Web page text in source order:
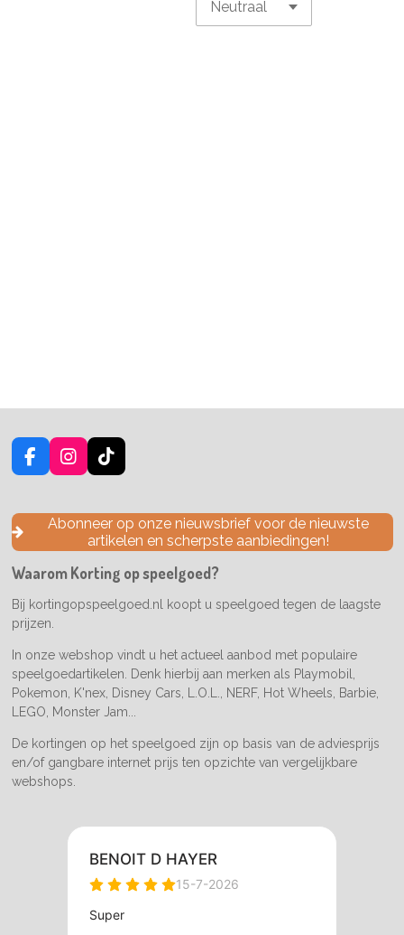
F
a
e
o
k
I
n
t
a
g
a
m
T
i
T
o
k
Abonneer op onze nieuwsbrief voor de nieuwste
artikelen en scherpste aanbiedingen!
Waarom Korting op speelgoed?
Bij kortingopspeelgoed.nl koopt u speelgoed tegen de laagste
prijzen.
In onze webshop vindt u het actueel aanbod met populaire
speelgoedartikelen. Denk hierbij aan merken als Playmobil,
Pokemon, K'nex, Disney Cars, L.O.L., NERF, Hot Wheels, Barbie,
LEGO, Monster Jam...
De kortingen op het speelgoed zijn op basis van de adviesprijs
en/of gangbare internet prijs ten opzichte van vergelijkbare
webshops.